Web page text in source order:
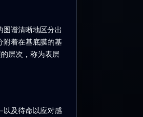
谱清晰地区分出
着在基底膜的基
层次，称为表层
及待命以应对感